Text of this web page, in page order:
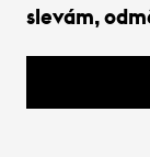
slevám,